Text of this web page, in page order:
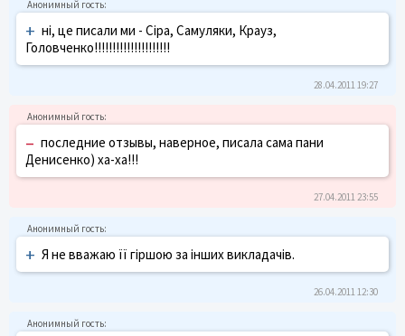
+ ні, це писали ми - Сіра, Самуляки, Крауз,
Головченко!!!!!!!!!!!!!!!!!!!!!
28.04.2011 19:27
– последние отзывы, наверное, писала сама пани
Денисенко) ха-ха!!!
27.04.2011 23:55
+ Я не вважаю її гіршою за інших викладачів.
26.04.2011 12:30